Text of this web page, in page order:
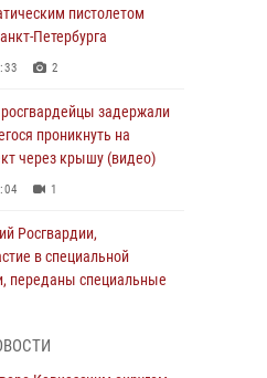
пистолетом
Петербурга
2
задержали
проникнуть на
через крышу (видео)
1
Росгвардии,
в специальной
переданы специальные